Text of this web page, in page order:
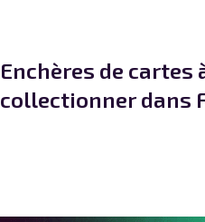
Enchères de cartes
collectionner dans